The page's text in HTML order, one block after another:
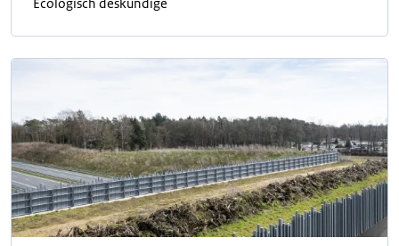
Ecologisch deskundige